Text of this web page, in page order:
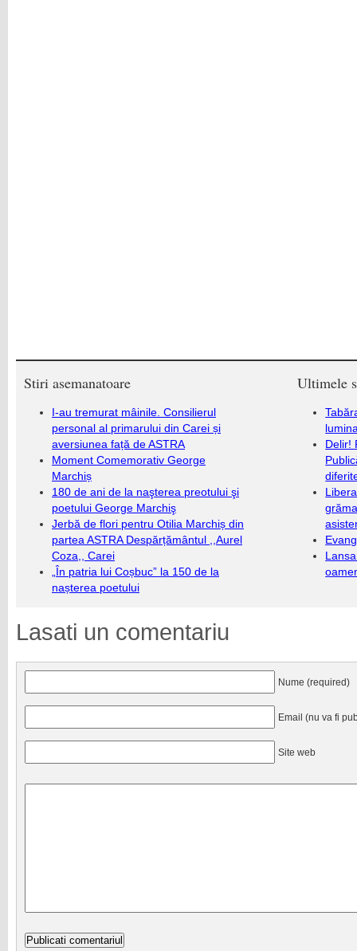
Stiri asemanatoare
I-au tremurat mâinile. Consilierul
personal al primarului din Carei și
aversiunea față de ASTRA
Moment Comemorativ George
Marchiș
180 de ani de la naşterea preotului şi
poetului George Marchiş
Jerbă de flori pentru Otilia Marchiș din
partea ASTRA Despărțământul ,,Aurel
Coza,, Carei
„În patria lui Coșbuc” la 150 de la
nașterea poetului
Ultimele
Delir!
Lasati un comentariu
Nume (required)
Email (nu va fi
Site web